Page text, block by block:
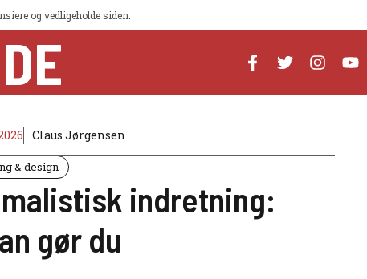
og vedligeholde siden.
Claus Jørgensen
& design
indretning:
gør du